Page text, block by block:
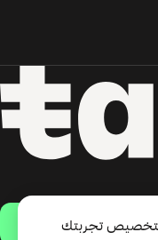
تجربتك